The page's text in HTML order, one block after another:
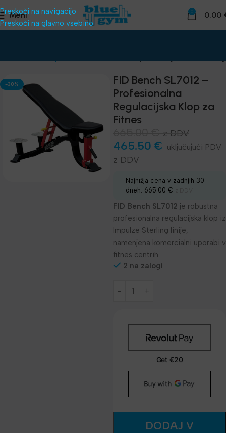
Preskoči na navigacijo
Preskoči na glavno vsebino
Meni 0 0.00
-30%
FID Bench SL7012 –
Profesionalna
Regulacijska Klop za
Fitnes
z DDV
465.50 €
z DDV
Najnižja cena v zadnjih 30
dneh: 665.00 €
FID Bench SL7012 je robustna
profesionalna regulacijska klop iz
Impulze Sterling linije,
namenjena komercialni uporabi v
fitnes centrih.
2 na zalogi
DODAJ V